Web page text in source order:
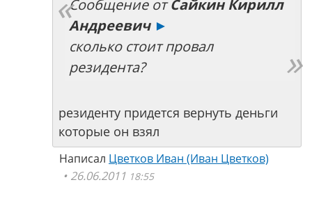
Сообщение отСайкин Кирилл
Андреевич ►
сколько стоит провал
резидента?
резиденту придется вернуть деньги
которые он взял
Написал Цветков Иван (Иван Цветков)
26.06.2011 18:55